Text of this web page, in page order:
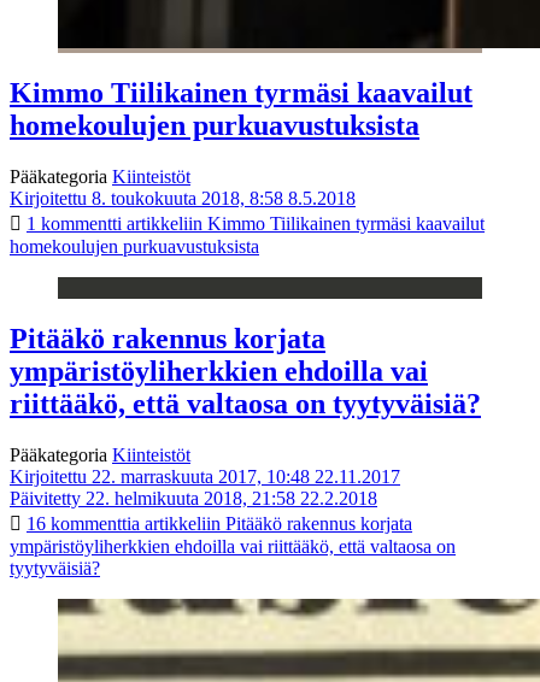
Kimmo Tiilikainen tyrmäsi kaavailut
homekoulujen purkuavustuksista
Pääkategoria Kiinteistöt
Kirjoitettu 8. toukokuuta 2018, 8:58 8.5.2018
1 kommentti artikkeliin Kimmo Tiilikainen tyrmäsi kaavailut
homekoulujen purkuavustuksista
Pitääkö rakennus korjata
ympäristöyliherkkien ehdoilla vai
riittääkö, että valtaosa on tyytyväisiä?
Pääkategoria Kiinteistöt
Kirjoitettu 22. marraskuuta 2017, 10:48 22.11.2017
Päivitetty 22. helmikuuta 2018, 21:58 22.2.2018
16 kommenttia artikkeliin Pitääkö rakennus korjata
ympäristöyliherkkien ehdoilla vai riittääkö, että valtaosa on
tyytyväisiä?